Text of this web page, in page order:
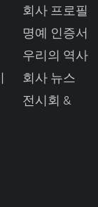
회사 프로필
명예 인증서
우리의 역사
회사 뉴스
전시회 &